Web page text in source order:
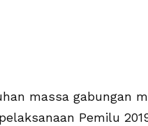
massa gabungan
Pemilu